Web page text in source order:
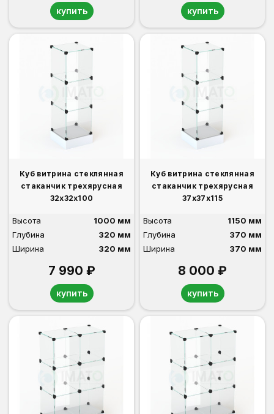
купить купить
Куб витрина стеклянная
стаканчик трехярусная
32х32х100
Высота
1000 мм
Глубина
320 мм
Ширина
320 мм
7 990 ₽
купить
Куб витрина стеклянная
стаканчик трехярусная
37х37х115
Высота
1150 мм
Глубина
370 мм
Ширина
370 мм
8 000 ₽
купить